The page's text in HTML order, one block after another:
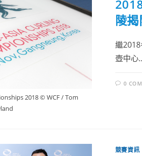
2018 © WCF / Tom
陵
繼
壺中心
0
競賽資訊